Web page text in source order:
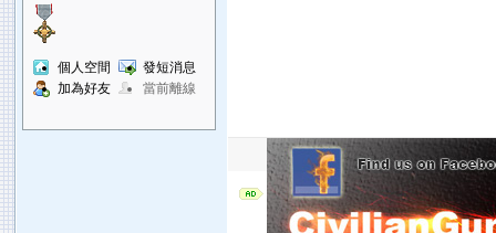
個人空間
發短消息
加為好友
當前離線